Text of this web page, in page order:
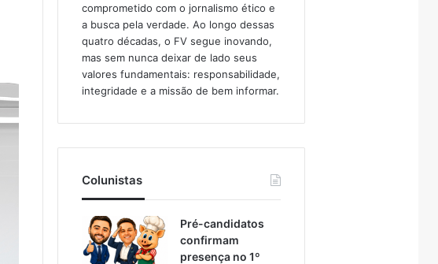
comprometido com o jornalismo ético e
a busca pela verdade. Ao longo dessas
quatro décadas, o FV segue inovando,
mas sem nunca deixar de lado seus
valores fundamentais: responsabilidade,
integridade e a missão de bem informar.​
Colunistas
Pré-candidatos
confirmam
presença no 1º